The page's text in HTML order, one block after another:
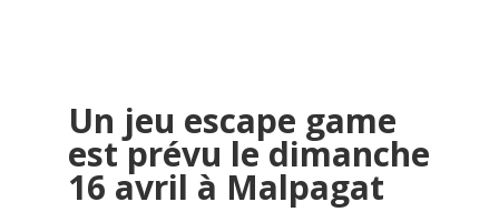
Un jeu escape game
est prévu le dimanche
16 avril à Malpagat